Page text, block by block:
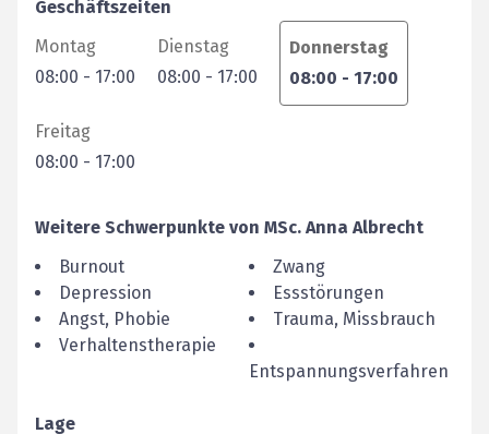
Geschäftszeiten
Montag
08:00 - 17:00
Dienstag
08:00 - 17:00
Donnerstag
08:00 - 17:00
Freitag
08:00 - 17:00
Weitere Schwerpunkte von MSc. Anna Albrecht
Burnout
Zwang
Depression
Essstörungen
Angst, Phobie
Trauma, Missbrauch
Verhaltenstherapie
Entspannungsverfahren
Lage